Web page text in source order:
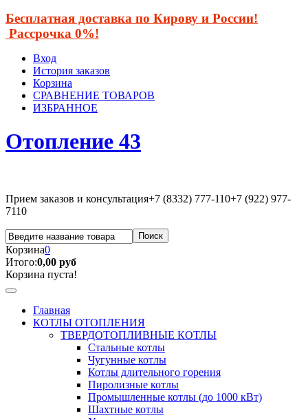
Бесплатная доставка по Кирову и России!
Рассрочка 0%!
Вход
История заказов
Корзина
СРАВНЕНИЕ ТОВАРОВ
ИЗБРАННОЕ
Отопление 43
Прием заказов и консультация+7 (8332) 777-110+7 (922) 977-
7110
Корзина0
Итого:0,00 руб
Корзина пуста!
Главная
КОТЛЫ ОТОПЛЕНИЯ
ТВЕРДОТОПЛИВНЫЕ КОТЛЫ
Стальные котлы
Чугунные котлы
Котлы длительного горения
Пиролизные котлы
Промышленные котлы (до 1000 кВт)
Шахтные котлы